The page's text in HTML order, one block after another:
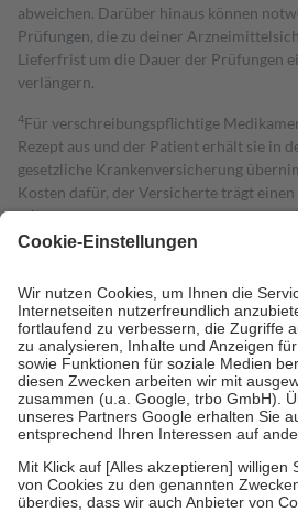
abweichen. Darüber hinaus können
Prüfungen, die zu deiner
Lieferfrist um die Dauer der Prüfungen
verlängern.
4Für verschreibungspflichtige
Rezept aus und der Patient erhält sie in
gesetzliche Krankenversicherung
Kosten dafür, der Versicherte trägt
mit.
Grundsätzlich leisten Mitglieder
höchstens zehn Euro.
Es sind jedoch nie
Kosten der Leistung zu entrichten.
Diese Regeln gelten grundsätzlich auch
Bei Heilmitteln und häuslicher
Zuzahlung zehn Prozent der Kosten
Verordnung.
Um das Engagement der Versicherten für
stärken und die besondere Stellung der
fallenkeine Zuzahlungenan bei:
• Kindern und Jugendlichen bis zum